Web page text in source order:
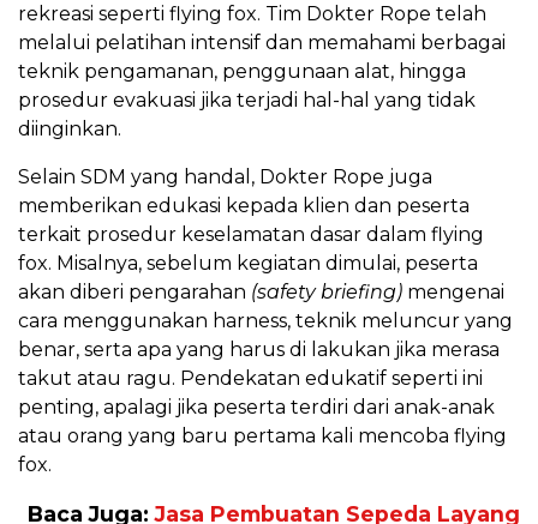
rekreasi seperti flying fox. Tim Dokter Rope telah
melalui pelatihan intensif dan memahami berbagai
teknik pengamanan, penggunaan alat, hingga
prosedur evakuasi jika terjadi hal-hal yang tidak
diinginkan.
Selain SDM yang handal, Dokter Rope juga
memberikan edukasi kepada klien dan peserta
terkait prosedur keselamatan dasar dalam flying
fox. Misalnya, sebelum kegiatan dimulai, peserta
akan diberi pengarahan (safety briefing) mengenai
cara menggunakan harness, teknik meluncur yang
benar, serta apa yang harus di lakukan jika merasa
takut atau ragu. Pendekatan edukatif seperti ini
penting, apalagi jika peserta terdiri dari anak-anak
atau orang yang baru pertama kali mencoba flying
fox.
Baca Juga: Jasa Pembuatan Sepeda Layang